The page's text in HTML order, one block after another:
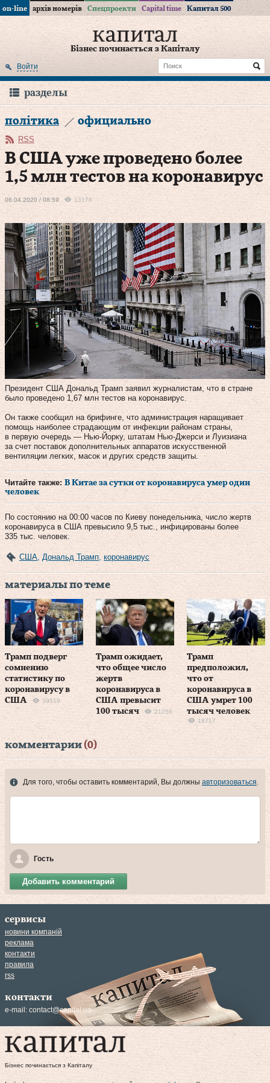
on-line архів номерів Спецпроекти Capital time Капитал 500
Бізнес починається з Капіталу
Войти
разделы
політика официально
RSS
В США уже проведено более
1,5 млн тестов на коронавирус
06.04.2020 / 08:59 13178
Президент США Дональд Трамп заявил журналистам, что в стране
было проведено 1,67 млн тестов на коронавирус.
Он также сообщил на брифинге, что администрация наращивает
помощь наиболее страдающим от инфекции районам страны,
в первую очередь — Нью-Йорку, штатам Нью-Джерси и Луизиана
за счет поставок дополнительных аппаратов искусственной
вентиляции легких, масок и других средств защиты.
Читайте также: В Китае за сутки от коронавируса умер один
человек
По состоянию на 00:00 часов по Киеву понедельника, число жертв
коронавируса в США превысило 9,5 тыс., инфицированы более
335 тыс. человек.
США Дональд Трамп коронавирус
материалы по теме
Трамп подверг
сомнению
статистику по
коронавирусу в
США
39519
Трамп ожидает,
что общее число
жертв
коронавируса в
США превысит
100 тысяч
21258
Трамп
предположил,
что от
коронавируса в
США умрет 100
тысяч человек
18717
комментарии (0)
Для того, чтобы оставить комментарий, Вы должны авторизоваться.
Гость
Добавить комментарий
сервисы
новини компаній
реклама
контакти
правила
rss
контакти
e-mail: contact@capital.ua
Бізнес починається з Капіталу